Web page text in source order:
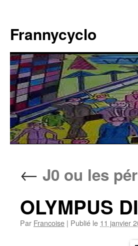
contenu
Frannycyclo
← J0 ou les
OLYMPUS
Par Francoise | Publié le 11 janvier